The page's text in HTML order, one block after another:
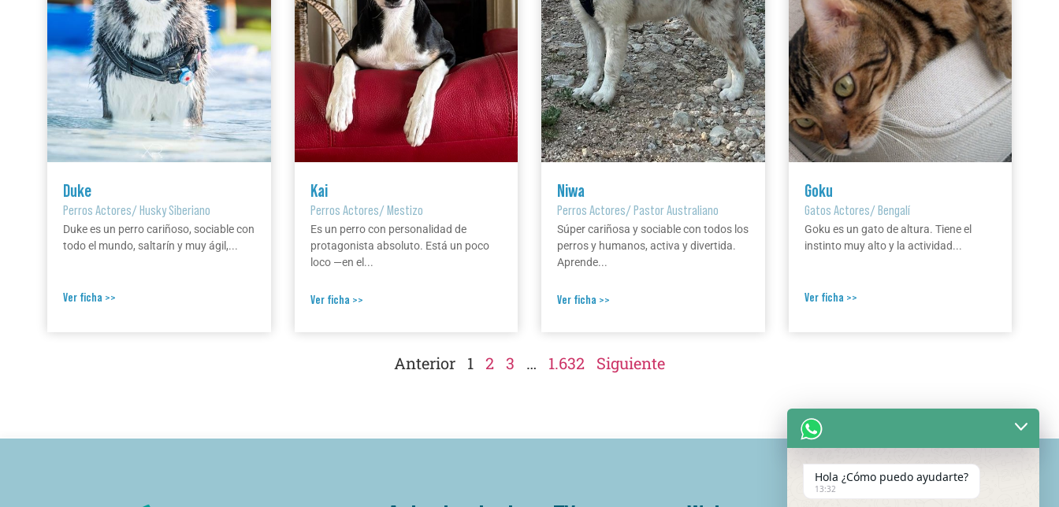
Duke
Perros Actores/Husky Siberiano
Duke es un perro cariñoso, sociable con
todo el mundo, saltarín y muy ágil,...
Ver ficha >>
Kai
Perros Actores/Mestizo
Es un perro con personalidad de
protagonista absoluto. Está un poco
loco —en el...
Ver ficha >>
Niwa
Perros Actores/Pastor Australiano
Súper cariñosa y sociable con todos los
perros y humanos, activa y divertida.
Aprende...
Ver ficha >>
Goku
Gatos Actores/Bengalí
Goku es un gato de altura. Tiene el
instinto muy alto y la actividad...
Ver ficha >>
Anterior 1 2 3 … 1.632 Siguiente
Hola ¿Cómo puedo ayudarte?
13:32